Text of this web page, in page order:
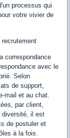
processus qui
votre vivier de
correspondance
avec le
Selon
de support,
mail et au chat.
par client,
diversité, il est
de postuler et
à la fois.